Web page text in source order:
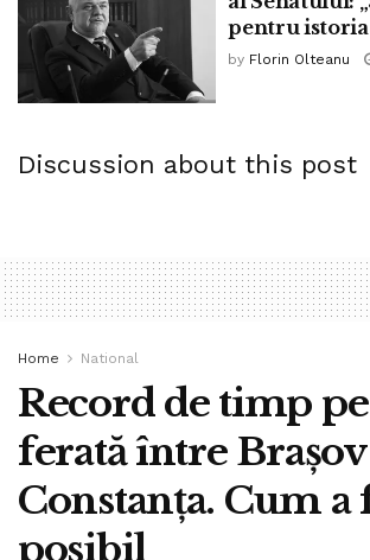
pentru
by Florin Olteanu
Discussion about this post
Home National
Record de timp
ferată între
Constanța. Cum a
posibil